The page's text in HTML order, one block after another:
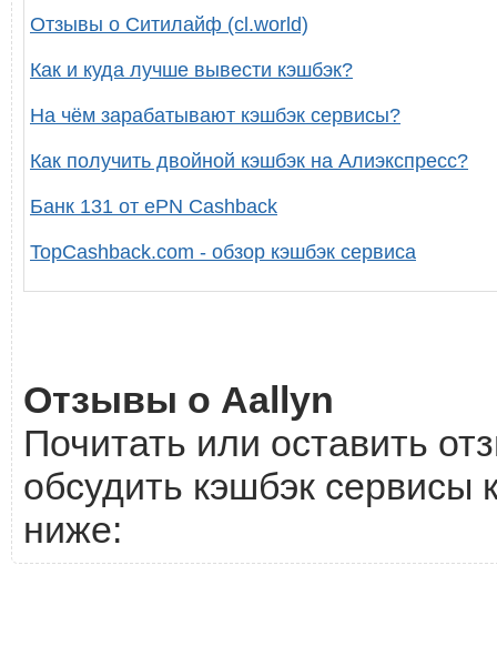
Отзывы о Ситилайф (cl.world)
Как и куда лучше вывести кэшбэк?
На чём зарабатывают кэшбэк сервисы?
Как получить двойной кэшбэк на Алиэкспресс?
Банк 131 от ePN Cashback
TopCashback.com - обзор кэшбэк сервиса
Отзывы о Aallyn
Почитать или оставить
обсудить кэшбэк сервисы
ниже: